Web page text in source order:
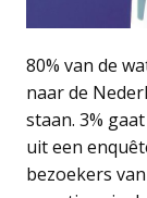
80% van de
naar de
staan. 3%
uit een
bezoekers